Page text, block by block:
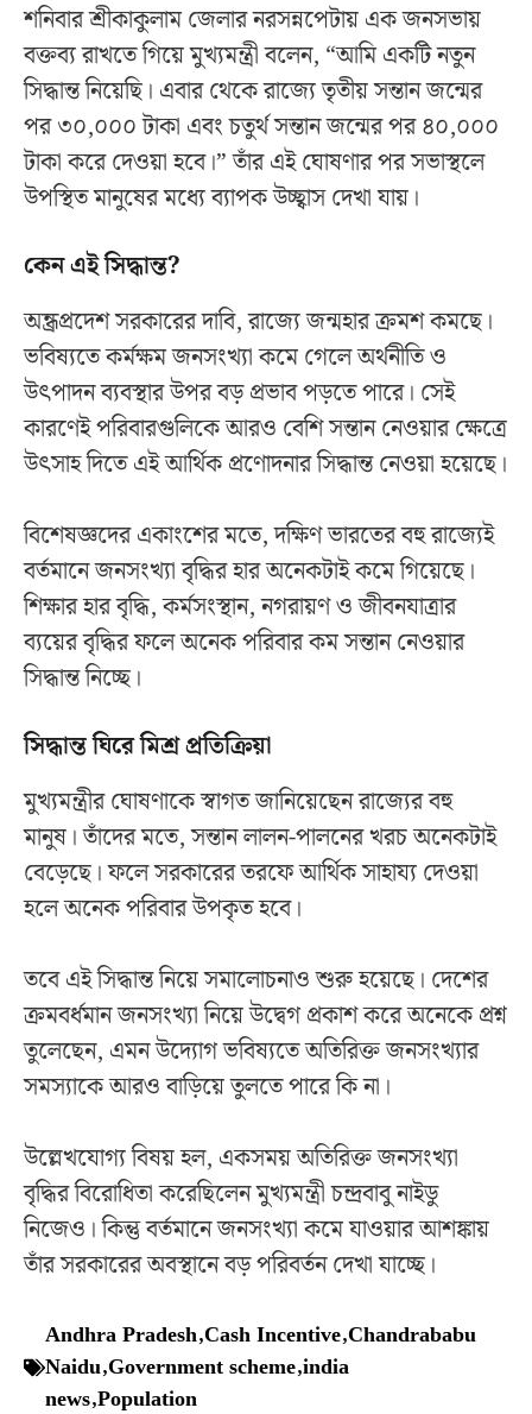
শনিবার শ্রীকাকুলাম জেলার নরসন্নপেটায় এক জনসভায়
বক্তব্য রাখতে গিয়ে মুখ্যমন্ত্রী বলেন, “আমি একটি নতুন
সিদ্ধান্ত নিয়েছি। এবার থেকে রাজ্যে তৃতীয় সন্তান জন্মের
পর ৩০,০০০ টাকা এবং চতুর্থ সন্তান জন্মের পর ৪০,০০০
টাকা করে দেওয়া হবে।” তাঁর এই ঘোষণার পর সভাস্থলে
উপস্থিত মানুষের মধ্যে ব্যাপক উচ্ছ্বাস দেখা যায়।
কেন এই সিদ্ধান্ত?
অন্ধ্রপ্রদেশ সরকারের দাবি, রাজ্যে জন্মহার ক্রমশ কমছে।
ভবিষ্যতে কর্মক্ষম জনসংখ্যা কমে গেলে অর্থনীতি ও
উৎপাদন ব্যবস্থার উপর বড় প্রভাব পড়তে পারে। সেই
কারণেই পরিবারগুলিকে আরও বেশি সন্তান নেওয়ার ক্ষেত্রে
উৎসাহ দিতে এই আর্থিক প্রণোদনার সিদ্ধান্ত নেওয়া হয়েছে।
বিশেষজ্ঞদের একাংশের মতে, দক্ষিণ ভারতের বহু রাজ্যেই
বর্তমানে জনসংখ্যা বৃদ্ধির হার অনেকটাই কমে গিয়েছে।
শিক্ষার হার বৃদ্ধি, কর্মসংস্থান, নগরায়ণ ও জীবনযাত্রার
ব্যয়ের বৃদ্ধির ফলে অনেক পরিবার কম সন্তান নেওয়ার
সিদ্ধান্ত নিচ্ছে।
সিদ্ধান্ত ঘিরে মিশ্র প্রতিক্রিয়া
মুখ্যমন্ত্রীর ঘোষণাকে স্বাগত জানিয়েছেন রাজ্যের বহু
মানুষ। তাঁদের মতে, সন্তান লালন-পালনের খরচ অনেকটাই
বেড়েছে। ফলে সরকারের তরফে আর্থিক সাহায্য দেওয়া
হলে অনেক পরিবার উপকৃত হবে।
তবে এই সিদ্ধান্ত নিয়ে সমালোচনাও শুরু হয়েছে। দেশের
ক্রমবর্ধমান জনসংখ্যা নিয়ে উদ্বেগ প্রকাশ করে অনেকে প্রশ্ন
তুলেছেন, এমন উদ্যোগ ভবিষ্যতে অতিরিক্ত জনসংখ্যার
সমস্যাকে আরও বাড়িয়ে তুলতে পারে কি না।
উল্লেখযোগ্য বিষয় হল, একসময় অতিরিক্ত জনসংখ্যা
বৃদ্ধির বিরোধিতা করেছিলেন মুখ্যমন্ত্রী চন্দ্রবাবু নাইডু
নিজেও। কিন্তু বর্তমানে জনসংখ্যা কমে যাওয়ার আশঙ্কায়
তাঁর সরকারের অবস্থানে বড় পরিবর্তন দেখা যাচ্ছে।
Andhra Pradesh,Cash Incentive,Chandrababu
Naidu,Government scheme,india
news,Population